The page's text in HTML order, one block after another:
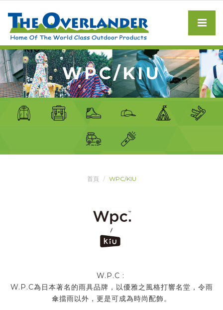
WPC/KIU
首頁 WPC/KIU
W.P.C :
W.P.C為日本著名的雨具品牌，以優雅之風格打響名堂，令雨
傘擋雨以外，更是可成為時尚配飾。